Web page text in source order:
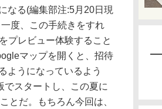
なる(編集部注:5月20日現
度、この手続きをすれ
プレビュー体験すること
マップを開くと、招待
ようになっているよう
スタートし、この夏に
とだ。もちろん今回は、